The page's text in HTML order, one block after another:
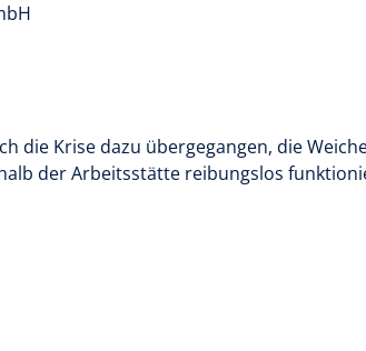
die Krise dazu übergegangen, die
der Arbeitsstätte reibungslos